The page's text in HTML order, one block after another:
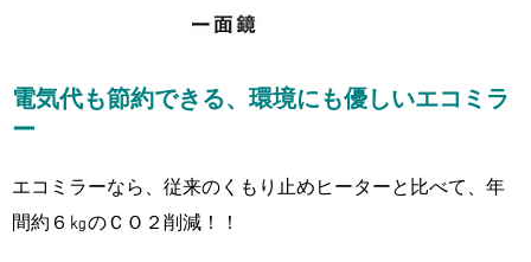
電気代も節約できる、環境にも優しいエコミラ
ー
エコミラーなら、従来のくもり止めヒーターと比べて、年
間約６㎏のＣＯ２削減！！